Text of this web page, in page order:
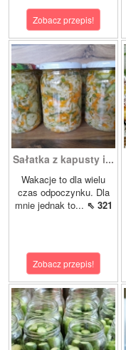
Zobacz przepis!
Sałatka z kapusty i...
Wakacje to dla wielu
czas odpoczynku. Dla
mnie jednak to... ⇖ 321
Zobacz przepis!